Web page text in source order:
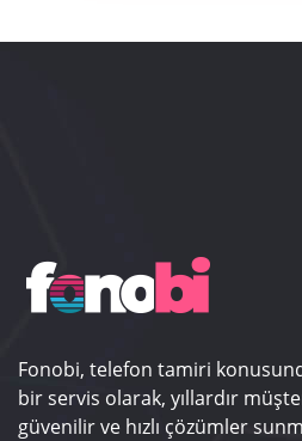
Fonobi, telefon tamiri
bir servis olarak, yıllardır
güvenilir ve hızlı çözümler